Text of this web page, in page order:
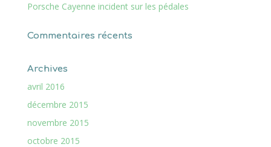
Porsche Cayenne incident sur les pédales
Commentaires récents
Archives
avril 2016
décembre 2015
novembre 2015
octobre 2015